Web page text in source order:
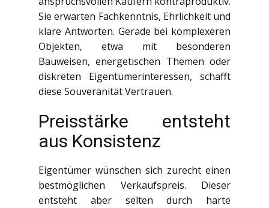
Sie erwarten Fachkenntnis, Ehrlichkeit und
klare Antworten. Gerade bei komplexeren
Objekten, etwa mit besonderen
Bauweisen, energetischen Themen oder
diskreten Eigentümerinteressen, schafft
diese Souveränität Vertrauen.
Preisstärke entsteht
aus Konsistenz
Eigentümer wünschen sich zurecht einen
bestmöglichen Verkaufspreis. Dieser
entsteht aber selten durch harte